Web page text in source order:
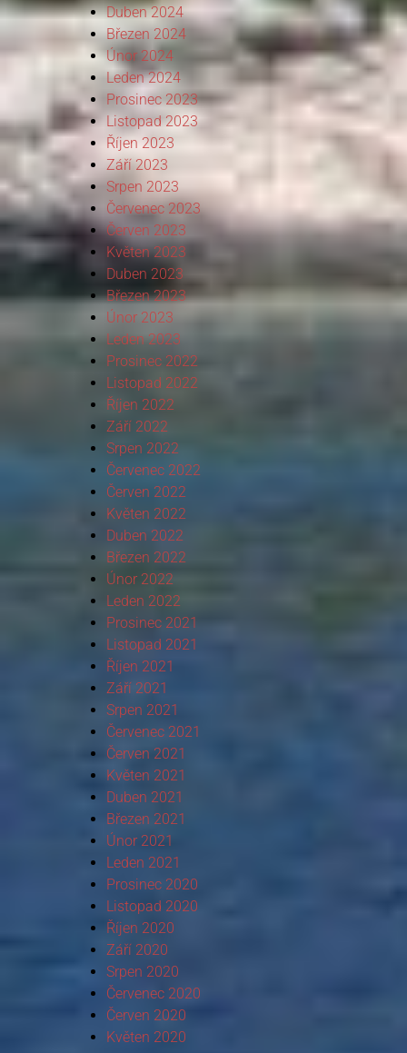
Duben 2024
Březen 2024
Únor 2024
Leden 2024
Prosinec 2023
Listopad 2023
Říjen 2023
Září 2023
Srpen 2023
Červenec 2023
Červen 2023
Květen 2023
Duben 2023
Březen 2023
Únor 2023
Leden 2023
Prosinec 2022
Listopad 2022
Říjen 2022
Září 2022
Srpen 2022
Červenec 2022
Červen 2022
Květen 2022
Duben 2022
Březen 2022
Únor 2022
Leden 2022
Prosinec 2021
Listopad 2021
Říjen 2021
Září 2021
Srpen 2021
Červenec 2021
Červen 2021
Květen 2021
Duben 2021
Březen 2021
Únor 2021
Leden 2021
Prosinec 2020
Listopad 2020
Říjen 2020
Září 2020
Srpen 2020
Červenec 2020
Červen 2020
Květen 2020